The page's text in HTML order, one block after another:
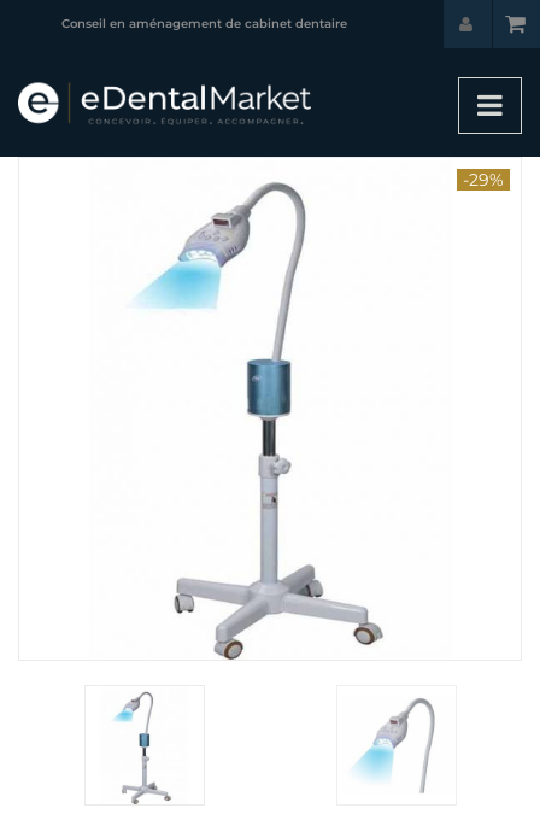
Conseil en aménagement de cabinet dentaire
-29%